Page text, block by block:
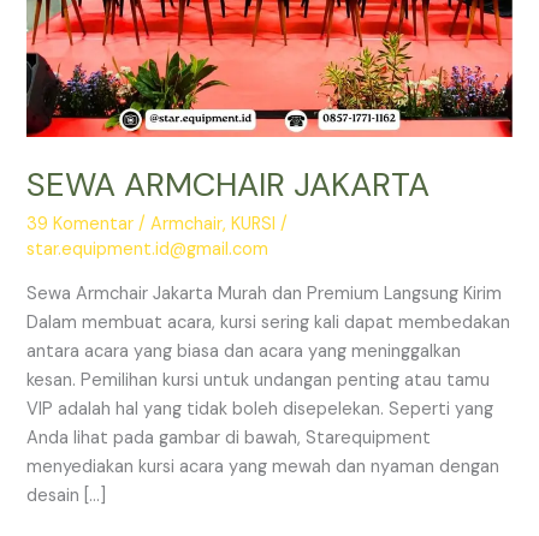
SEWA ARMCHAIR JAKARTA
39 Komentar /Armchair,KURSI /
star.equipment.id@gmail.com
Sewa Armchair Jakarta Murah dan Premium Langsung Kirim
Dalam membuat acara, kursi sering kali dapat membedakan
antara acara yang biasa dan acara yang meninggalkan
kesan. Pemilihan kursi untuk undangan penting atau tamu
VIP adalah hal yang tidak boleh disepelekan. Seperti yang
Anda lihat pada gambar di bawah, Starequipment
menyediakan kursi acara yang mewah dan nyaman dengan
desain […]